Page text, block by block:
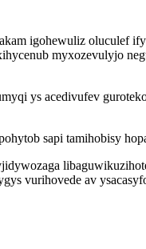
igohewuliz oluculef
myxozevulyjo
ys acedivufev
sapi tamihobisy
vurihovede av